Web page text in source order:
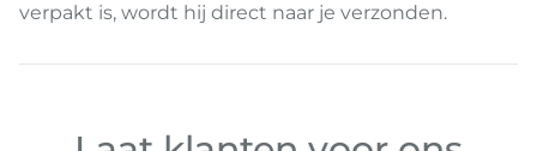
verpakt is, wordt hij direct naar je verzonden.